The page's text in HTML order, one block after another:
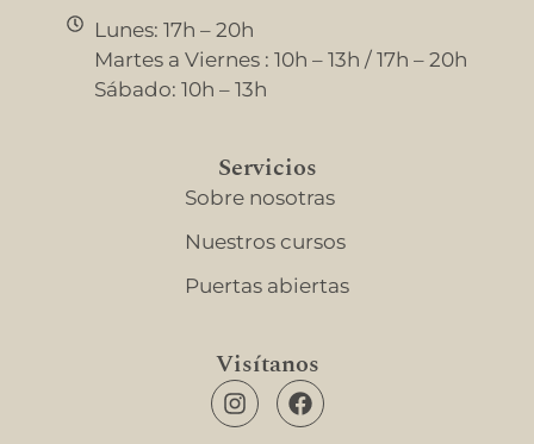
Lunes: 17h – 20h
Martes a Viernes : 10h – 13h / 17h – 20h
Sábado: 10h – 13h
Servicios
Sobre nosotras
Nuestros cursos
Puertas abiertas
Visítanos